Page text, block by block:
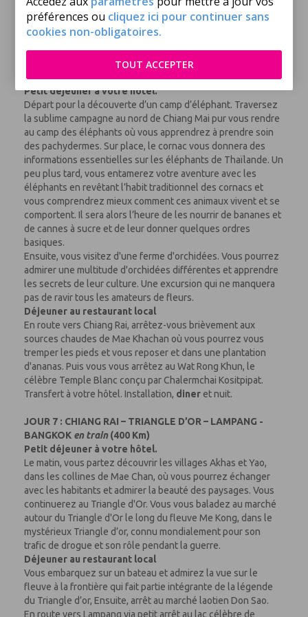
préférences ou cliquez ici pour continuer sans
cookies non-obligatoires.
TOUT ACCEPTER
beaucoup pensent que ce dîner thaï avec sa musique et ses
danses a été inventé pour les touristes, le dîner Khantoke
est en fait vieux de plusieurs siècles.
Nuit.
JOUR 6 : CHIANG MAI – CHIANG RAI (200 Km)
Petit déjeuner à votre hôtel.
Départ pour la découverte d’un camp d’éléphant. Traversez
la sublime campagne au nord de Chiang Mai pur vous rendre
au camp des éléphants où vous apprendrez à prendre soin
des pachydermes. Sur place, le cornac vous donnera des
informations essentielles sur les éléphants de Thaïlande. Un
peu plus tard, vous entamerez votre aventure avec les
éléphants en revêtant l’habit traditionnel des cornacs et
vous comprendrez mieux comment ces animaux vivent et se
comportent. Il sera alors l’heure de les nourrir de bananes et
de cannes à sucre et de leur donner quelques ordres
basiques.
Ensuite, vous visitez d'une ferme d'orchidées. Vous pourrez
admirer une multitude d'orchidées différentes et apprendre
les secrets de leur culture. Une excursion qui ne manquera
pas de ravir tous les amateurs de fleurs.
Déjeuner au restaurant local
En route vers Chiang Rai, arrêtez-vous brièvement aux
sources chaudes de Mae Khachan où vous pourrez vous
tremper les pieds et vous reposer et dans une plantation
d'ananas. Puis vous vous arrêtez au Wat Rong Khun, le
célèbre Temple Blanc conçu par Chalermchai Kositpipat.
Transfert à votre hôtel. Installation, diner et nuit.
JOUR 7 : CHIANG RAI – TRIANGLE D’OR – LAMPANG -
BANGKOK en train(400 Km)
Petit déjeuner à votre hôtel.
Le matin, vous partez découvrir les villages Akhas et Yao,
dans les collines de Mae Chan, où vous pourrez échanger
avec les habitants et admirer la beauté des paysages. Vous
continuerez au Triangle d'Or. Vous vous baladez au marché
autour du Triangle d'Or le long du fleuve Me Kong, dans le
mystérieux Triangle d’or, connu mondialement pour son
trafic de drogue et son rôle pendant la guerre.
Déjeuner au restaurant local
Vous embarquez sur un bateau et admirez la vue sur le
fleuve à la frontière qui fait partie intégrante de la légende
du Triangle d’or, Ensuite, arrêt au marché laotien Don Sao.
En route vers Lampang via petit arrêt au lac célèbre de